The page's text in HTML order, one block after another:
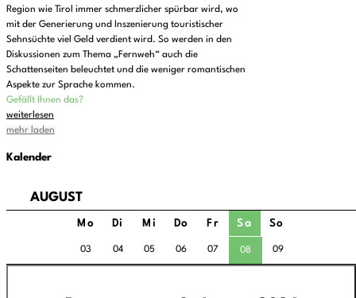
Region wie Tirol immer schmerzlicher spürbar wird, wo
mit der Generierung und Inszenierung touristischer
Sehnsüchte viel Geld verdient wird. So werden in den
Diskussionen zum Thema „Fernweh“ auch die
Schattenseiten beleuchtet und die weniger romantischen
Aspekte zur Sprache kommen.
Gefällt Ihnen das?
weiterlesen
mehr laden
Kalender
AUGUST
Mo Di Mi Do Fr Sa So
03 04 05 06 07 08 09